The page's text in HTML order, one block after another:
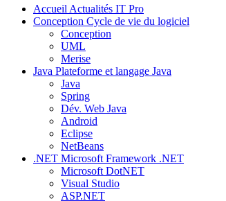
Accueil Actualités IT Pro
Conception Cycle de vie du logiciel
Conception
UML
Merise
Java Plateforme et langage Java
Java
Spring
Dév. Web Java
Android
Eclipse
NetBeans
.NET Microsoft Framework .NET
Microsoft DotNET
Visual Studio
ASP.NET